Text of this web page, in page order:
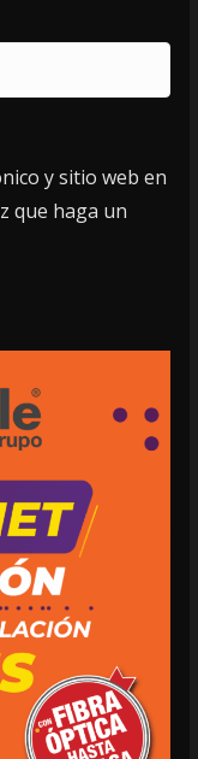
y sitio web en
que haga un